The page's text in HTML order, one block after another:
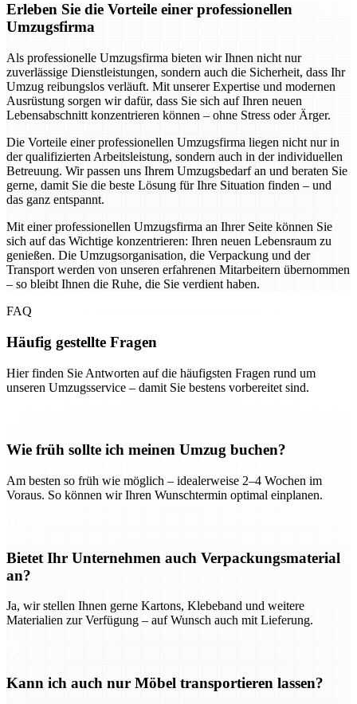
Erleben Sie die Vorteile einer professionellen
Umzugsfirma
Als professionelle Umzugsfirma bieten wir Ihnen nicht nur
zuverlässige Dienstleistungen, sondern auch die Sicherheit, dass Ihr
Umzug reibungslos verläuft. Mit unserer Expertise und modernen
Ausrüstung sorgen wir dafür, dass Sie sich auf Ihren neuen
Lebensabschnitt konzentrieren können – ohne Stress oder Ärger.
Die Vorteile einer professionellen Umzugsfirma liegen nicht nur in
der qualifizierten Arbeitsleistung, sondern auch in der individuellen
Betreuung. Wir passen uns Ihrem Umzugsbedarf an und beraten Sie
gerne, damit Sie die beste Lösung für Ihre Situation finden – und
das ganz entspannt.
Mit einer professionellen Umzugsfirma an Ihrer Seite können Sie
sich auf das Wichtige konzentrieren: Ihren neuen Lebensraum zu
genießen. Die Umzugsorganisation, die Verpackung und der
Transport werden von unseren erfahrenen Mitarbeitern übernommen
– so bleibt Ihnen die Ruhe, die Sie verdient haben.
FAQ
Häufig gestellte Fragen
Hier finden Sie Antworten auf die häufigsten Fragen rund um
unseren Umzugsservice – damit Sie bestens vorbereitet sind.
Wie früh sollte ich meinen Umzug buchen?
Am besten so früh wie möglich – idealerweise 2–4 Wochen im
Voraus. So können wir Ihren Wunschtermin optimal einplanen.
Bietet Ihr Unternehmen auch Verpackungsmaterial
an?
Ja, wir stellen Ihnen gerne Kartons, Klebeband und weitere
Materialien zur Verfügung – auf Wunsch auch mit Lieferung.
Kann ich auch nur Möbel transportieren lassen?